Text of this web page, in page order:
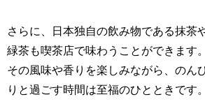
さらに、日本独自の飲み物である抹茶
緑茶も喫茶店で味わうことができます。
その風味や香りを楽しみながら、のん
りと過ごす時間は至福のひとときです。